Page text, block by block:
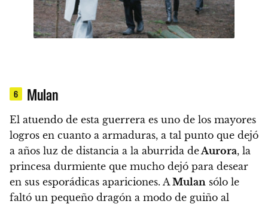
6 Mulan
El atuendo de esta guerrera es uno de los mayores
logros en cuanto a armaduras, a tal punto que dejó
a años luz de distancia a la aburrida de Aurora, la
princesa durmiente que mucho dejó para desear
en sus esporádicas apariciones. A Mulan sólo le
faltó un pequeño dragón a modo de guiño al